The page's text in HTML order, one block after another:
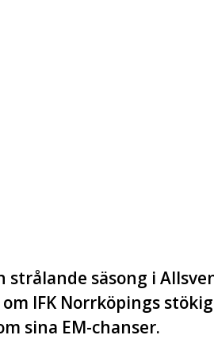
strålande säsong i
IFK Norrköpings
sina EM-chanser.